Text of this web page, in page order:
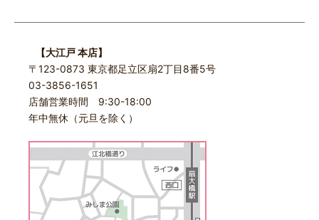
【大江戸 本店】
〒123-0873 東京都足立区扇2丁目8番5号
03-3856-1651
店舗営業時間 9:30-18:00
年中無休（元旦を除く）